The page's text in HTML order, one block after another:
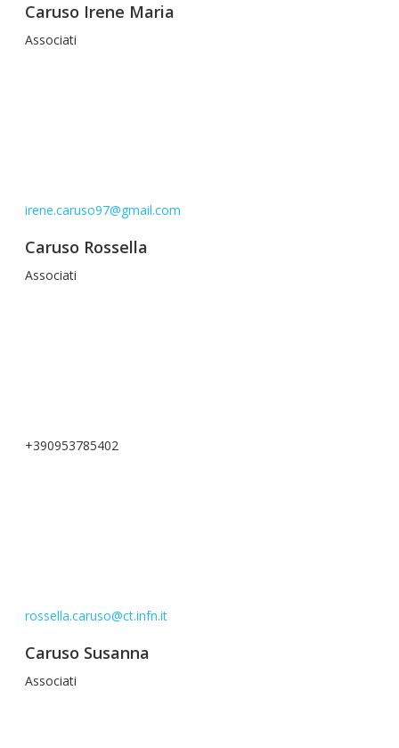
Caruso Irene Maria
Associati
irene.caruso97@gmail.com
Caruso Rossella
Associati
+390953785402
rossella.caruso@ct.infn.it
Caruso Susanna
Associati